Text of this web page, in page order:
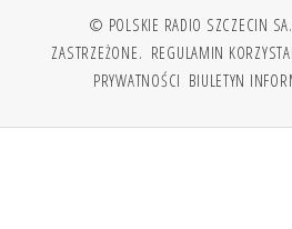
© POLSKIE RADIO SZCZECIN
ZASTRZEŻONE. REGULAMIN
PRYWATNOŚCI BIULETYN